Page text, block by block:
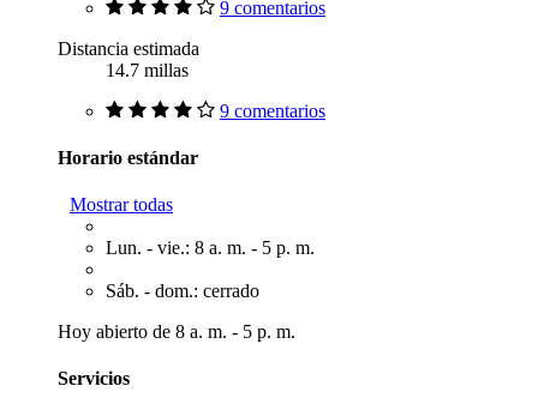
9 comentarios
Distancia estimada
14.7 millas
9 comentarios
Horario estándar
Mostrar todas
Lun. - vie.: 8 a. m. - 5 p. m.
Sáb. - dom.: cerrado
Hoy abierto de 8 a. m. - 5 p. m.
Servicios